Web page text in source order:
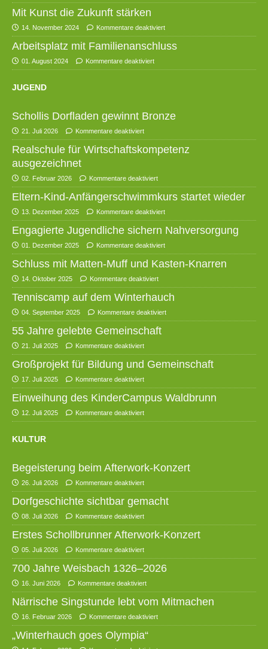
Mit Kunst die Zukunft stärken
14. November 2024 Kommentare deaktiviert
Arbeitsplatz mit Familienanschluss
01. August 2024 Kommentare deaktiviert
JUGEND
Schollis Dorfladen gewinnt Bronze
21. Juli 2026 Kommentare deaktiviert
Realschule für Wirtschaftskompetenz
ausgezeichnet
02. Februar 2026 Kommentare deaktiviert
Eltern-Kind-Anfängerschwimmkurs startet wieder
13. Dezember 2025 Kommentare deaktiviert
Engagierte Jugendliche sichern Nahversorgung
01. Dezember 2025 Kommentare deaktiviert
Schluss mit Matten-Muff und Kasten-Knarren
14. Oktober 2025 Kommentare deaktiviert
Tenniscamp auf dem Winterhauch
04. September 2025 Kommentare deaktiviert
55 Jahre gelebte Gemeinschaft
21. Juli 2025 Kommentare deaktiviert
Großprojekt für Bildung und Gemeinschaft
17. Juli 2025 Kommentare deaktiviert
Einweihung des KinderCampus Waldbrunn
12. Juli 2025 Kommentare deaktiviert
KULTUR
Begeisterung beim Afterwork-Konzert
26. Juli 2026 Kommentare deaktiviert
Dorfgeschichte sichtbar gemacht
08. Juli 2026 Kommentare deaktiviert
Erstes Schollbrunner Afterwork-Konzert
05. Juli 2026 Kommentare deaktiviert
700 Jahre Weisbach 1326–2026
16. Juni 2026 Kommentare deaktiviert
Närrische Singstunde lebt vom Mitmachen
16. Februar 2026 Kommentare deaktiviert
„Winterhauch goes Olympia“